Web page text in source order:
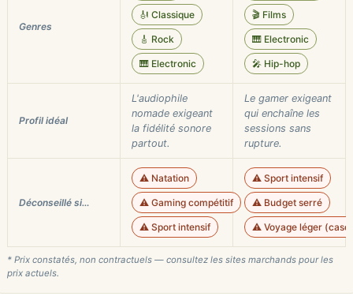
Genres
🎻 Classique
🎸 Rock
🎹 Electronic
🎬 Films
🎹 Electronic
🎤 Hip-hop
Profil idéal
L'audiophile
nomade exigeant
la fidélité sonore
partout.
Le gamer exigeant
qui enchaîne les
sessions sans
rupture.
Déconseillé si…
⚠️ Natation
⚠️ Gaming compétitif
⚠️ Sport intensif
⚠️ Sport intensif
⚠️ Budget serré
⚠️ Voyage léger
* Prix constatés, non contractuels — consultez les sites marchands pour les
prix actuels.